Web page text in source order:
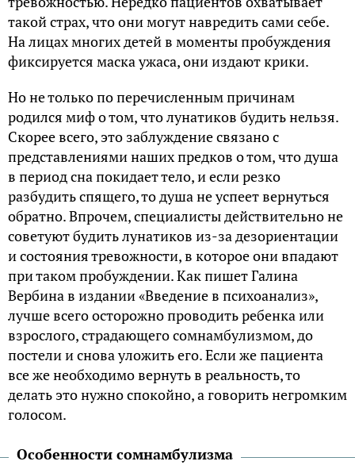
такой страх, что они могут навредить сами себе.
На лицах многих детей в моменты пробуждения
фиксируется маска ужаса, они издают крики.
Но не только по перечисленным причинам
родился миф о том, что лунатиков будить нельзя.
Скорее всего, это заблуждение связано с
представлениями наших предков о том, что душа
в период сна покидает тело, и если резко
разбудить спящего, то душа не успеет вернуться
обратно. Впрочем, специалисты действительно не
советуют будить лунатиков из-за дезориентации
и состояния тревожности, в которое они впадают
при таком пробуждении. Как пишет Галина
Вербина в издании «Введение в психоанализ»,
лучше всего осторожно проводить ребенка или
взрослого, страдающего сомнамбулизмом, до
постели и снова уложить его. Если же пациента
все же необходимо вернуть в реальность, то
делать это нужно спокойно, а говорить негромким
голосом.
Особенности сомнамбулизма